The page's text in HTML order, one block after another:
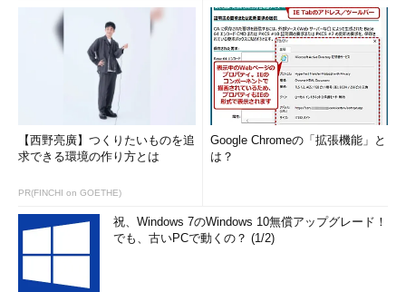
【西野亮廣】つくりたいものを追
求できる環境の作り方とは
PR(FINCHI on GOETHE)
Google Chromeの「拡張機能」と
は？
祝、Windows 7のWindows 10無償アップグレード！
でも、古いPCで動くの？ (1/2)